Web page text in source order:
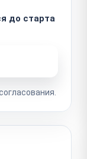
до старта